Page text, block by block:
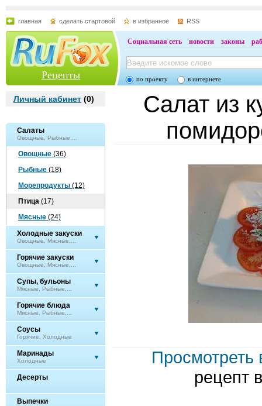
главная сделать стартовой в избранное RSS
Рецепты
Социальная сеть новости законы
по проекту в интернете
Личный кабинет (0)
Салаты
Овощные, Рыбные,...
Овощные (36)
Рыбные (18)
Морепродукты (12)
Птица (17)
Мясные (24)
Холодные закуски
Овощные, Мясные,...
Горячие закуски
Овощные, Мясные,...
Супы, бульоны
Мясные, Рыбные,...
Горячие блюда
Мясные, Рыбные,...
Соусы
Горячие, Холодные
Маринады
Холодные
Десерты
Выпечки
Салат из
Просмотреть
рецепт